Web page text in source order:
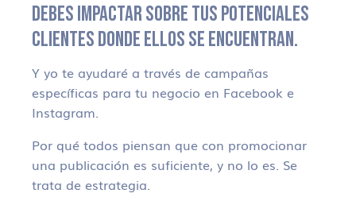
DEBES IMPACTAR SOBRE TUS POTENCIALES
CLIENTES DONDE ELLOS SE ENCUENTRAN.
Y yo te ayudaré a través de campañas
específicas para tu negocio en Facebook e
Instagram.
Por qué todos piensan que con promocionar
una publicación es suficiente, y no lo es. Se
trata de estrategia.